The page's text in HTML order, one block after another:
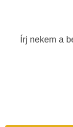
Írj nekem a